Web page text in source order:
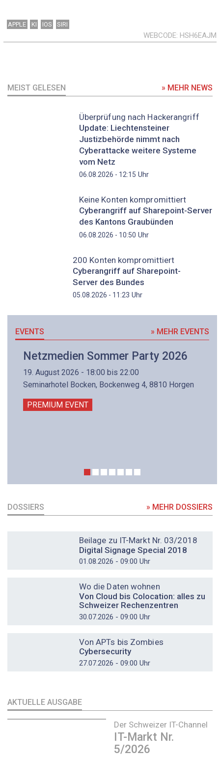
APPLE KI IOS SIRI
WEBCODE HSH6EAJM
MEIST GELESEN » MEHR NEWS
Überprüfung nach Hackerangriff
Update: Liechtensteiner
Justizbehörde nimmt nach
Cyberattacke weitere Systeme
vom Netz
06.08.2026 - 12:15 Uhr
Keine Konten kompromittiert
Cyberangriff auf Sharepoint-Server
des Kantons Graubünden
06.08.2026 - 10:50 Uhr
200 Konten kompromittiert
Cyberangriff auf Sharepoint-
Server des Bundes
05.08.2026 - 11:23 Uhr
EVENTS » MEHR EVENTS
Netzmedien Sommer Party 2026
19. August 2026 - 18:00 bis 22:00
Seminarhotel Bocken, Bockenweg 4, 8810 Horgen
PREMIUM EVENT
DOSSIERS » MEHR DOSSIERS
Beilage zu IT-Markt Nr. 03/2018
Digital Signage Special 2018
01.08.2026 - 09:00 Uhr
Wo die Daten wohnen
Von Cloud bis Colocation: alles zu
Schweizer Rechenzentren
30.07.2026 - 09:00 Uhr
Von APTs bis Zombies
Cybersecurity
27.07.2026 - 09:00 Uhr
AKTUELLE AUSGABE
Der Schweizer IT-Channel
IT-Markt Nr.
5/2026